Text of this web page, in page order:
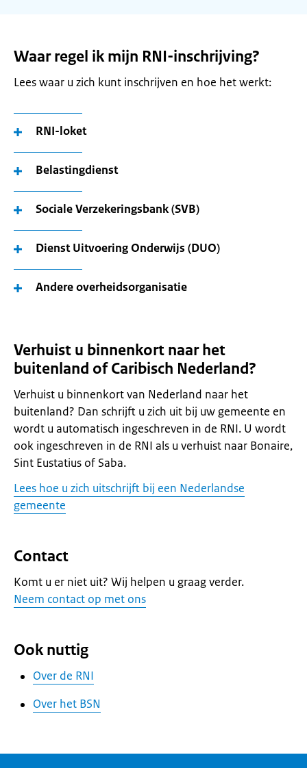
Waar regel ik mijn RNI-inschrijving?
Lees waar u zich kunt inschrijven en hoe het werkt:
RNI-loket
Belastingdienst
Sociale Verzekeringsbank (SVB)
Dienst Uitvoering Onderwijs (DUO)
Andere overheidsorganisatie
Verhuist u binnenkort naar het
buitenland of Caribisch Nederland?
Verhuist u binnenkort van Nederland naar het
buitenland? Dan schrijft u zich uit bij uw gemeente en
wordt u automatisch ingeschreven in de RNI. U wordt
ook ingeschreven in de RNI als u verhuist naar Bonaire,
Sint Eustatius of Saba.
Lees hoe u zich uitschrijft bij een Nederlandse
gemeente
Contact
Komt u er niet uit? Wij helpen u graag verder.
Neem contact op met ons
Ook nuttig
Over de RNI
Over het BSN